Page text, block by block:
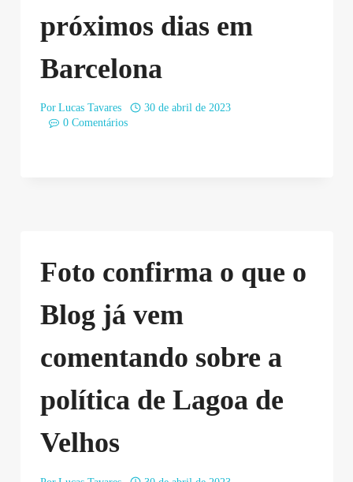
próximos dias em
Barcelona
Por Lucas Tavares
30 de abril de 2023
0 Comentários
Foto confirma o que o
Blog já vem
comentando sobre a
política de Lagoa de
Velhos